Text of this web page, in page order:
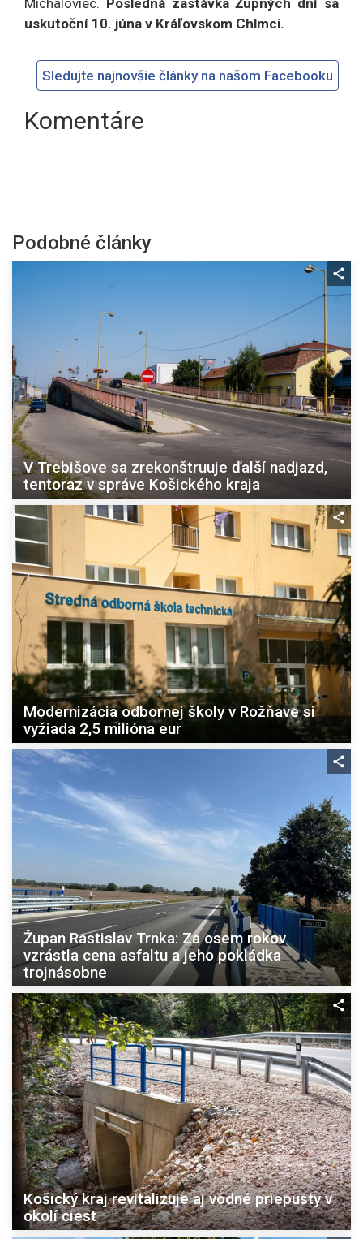
uskutoční 10. júna v Kráľovskom Chlmci.
Sledujte najnovšie články na našom Facebooku
Komentáre
Podobné články
V Trebišove sa zrekonštruuje ďalší nadjazd,
tentoraz v správe Košického kraja
Modernizácia odbornej školy v Rožňave si
vyžiada 2,5 milióna eur
Župan Rastislav Trnka: Za osem rokov
vzrástla cena asfaltu a jeho pokládka
trojnásobne
Košický kraj revitalizuje aj vodné priepusty v
okolí ciest